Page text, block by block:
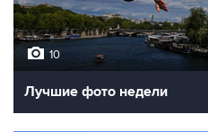
10
Лучшие фото недели